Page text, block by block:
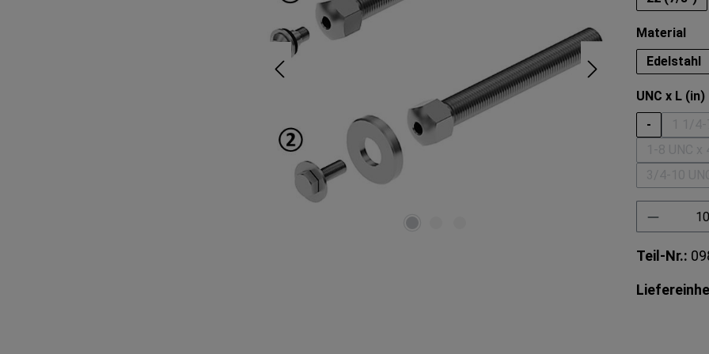
Material
Edelstahl
UNC x L (in)
-
Teil-Nr.: